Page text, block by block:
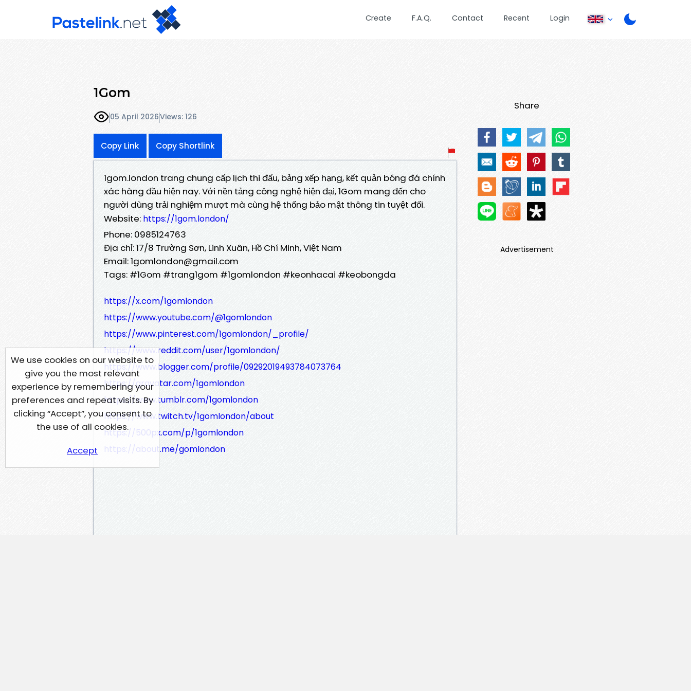
Create F.A.Q. Contact Recent Login
1Gom
05 April 2026Views: 126
Copy Link Copy Shortlink
1gom.london trang chung cấp lịch thi đấu, bảng xếp hạng, kết quản bóng đá chính
xác hàng đầu hiện nay. Với nền tảng công nghệ hiện đại, 1Gom mang đến cho
người dùng trải nghiệm mượt mà cùng hệ thống bảo mật thông tin tuyệt đối.
Website: https://1gom.london/
Phone: 0985124763
Địa chỉ: 17/8 Trường Sơn, Linh Xuân, Hồ Chí Minh, Việt Nam
Email: 1gomlondon@gmail.com
Tags: #1Gom #trang1gom #1gomlondon #keonhacai #keobongda
https://x.com/1gomlondon
https://www.youtube.com/@1gomlondon
https://www.pinterest.com/1gomlondon/_profile/
https://www.reddit.com/user/1gomlondon/
https://www.blogger.com/profile/09292019493784073764
https://gravatar.com/1gomlondon
https://www.tumblr.com/1gomlondon
https://www.twitch.tv/1gomlondon/about
https://500px.com/p/1gomlondon
https://about.me/gomlondon
Share
Advertisement
We use cookies on our website to
give you the most relevant
experience by remembering your
preferences and repeat visits. By
clicking “Accept”, you consent to
the use of all cookies.
Accept